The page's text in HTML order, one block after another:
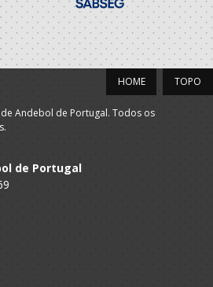
TOPO
HOME
Andebol de Portugal. Todos os
de Portugal